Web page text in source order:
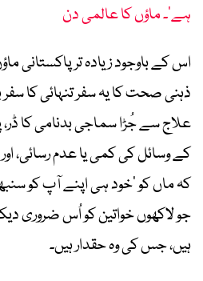
ہے‘۔ ماؤں کا عالمی دن
اس کے باوجود زیادہ تر پاکستانی
ذہنی صحت کا یہ سفر تنہائی کا
علاج سے جُڑا سماجی بدنامی کا ڈر،
کے وسائل کی کمی یا عدم رسائی،
کہ ماں کو ’خود ہی اپنے آپ کو
جو لاکھوں خواتین کو اُس ضروری
ہیں، جس کی وہ حقدار ہیں۔